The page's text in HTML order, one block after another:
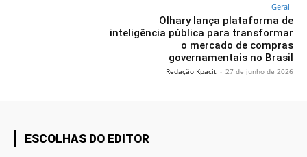
Geral
Olhary lança plataforma de
inteligência pública para transformar
o mercado de compras
governamentais no Brasil
Redação Kpacit - 27 de junho de 2026
ESCOLHAS DO EDITOR